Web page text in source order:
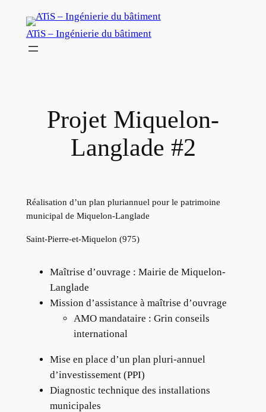
ATiS – Ingénierie du bâtiment
Projet Miquelon-
Langlade #2
Réalisation d’un plan pluriannuel pour le patrimoine
municipal de Miquelon-Langlade
Saint-Pierre-et-Miquelon (975)
Maîtrise d’ouvrage : Mairie de Miquelon-
Langlade
Mission d’assistance à maîtrise d’ouvrage
AMO mandataire : Grin conseils
international
Mise en place d’un plan pluri-annuel
d’investissement (PPI)
Diagnostic technique des installations
municipales